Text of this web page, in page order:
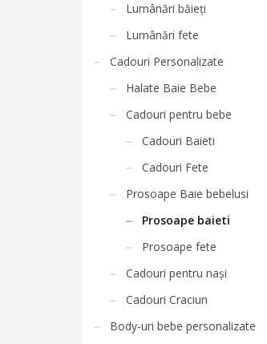
Lumânări băieți
Lumânări fete
Cadouri Personalizate
Halate Baie Bebe
Cadouri pentru bebe
Cadouri Baieti
Cadouri Fete
Prosoape Baie bebelusi
Prosoape baieti
Prosoape fete
Cadouri pentru nași
Cadouri Craciun
Body-uri bebe personalizate